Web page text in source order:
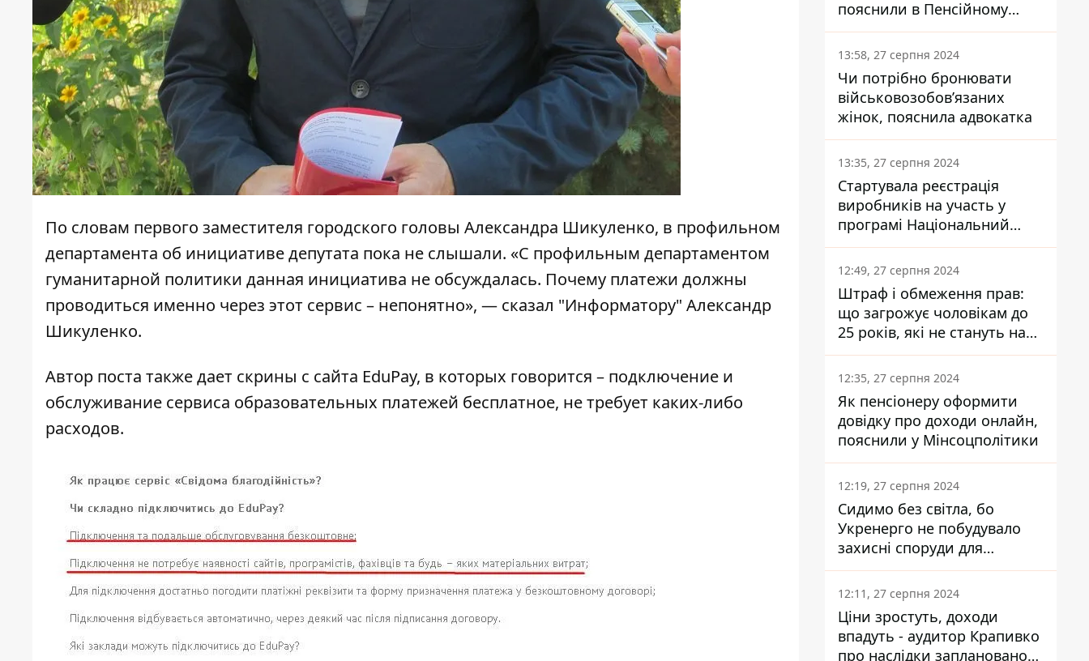
По словам первого заместителя городского головы Александра Шикуленко, в профильном
департамента об инициативе депутата пока не слышали. «С профильным департаментом
гуманитарной политики данная инициатива не обсуждалась. Почему платежи должны
проводиться именно через этот сервис – непонятно», — сказал "Информатору" Александр
Шикуленко.
Автор поста также дает скрины с сайта EduPaу, в которых говорится – подключение и
обслуживание сервиса образовательных платежей бесплатное, не требует каких-либо
расходов.
пояснили в Пенсійному
фонді
13:58, 27 серпня 2024
Чи потрібно бронювати
військовозобов’язаних
жінок, пояснила адвокатка
13:35, 27 серпня 2024
Стартувала реєстрація
виробників на участь у
програмі Національний
кешбек: як це зробити
через портал Дія
12:49, 27 серпня 2024
Штраф і обмеження прав:
що загрожує чоловікам до
25 років, які не стануть на
військовий облік
12:35, 27 серпня 2024
Як пенсіонеру оформити
довідку про доходи онлайн,
пояснили у Мінсоцполітики
12:19, 27 серпня 2024
Сидимо без світла, бо
Укренерго не побудувало
захисні споруди для
енергетики - нардеп
Кучеренко
12:11, 27 серпня 2024
Ціни зростуть, доходи
впадуть - аудитор Крапивко
про наслідки запланованого